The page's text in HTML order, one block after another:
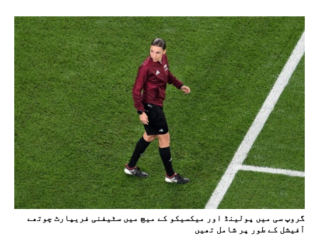
گروپ سی میں پولینڈ اور میکسیکو کے میچ میں سٹیفنی فریپارٹ چوتھے
آفیشل کے طور پر شامل تھیں